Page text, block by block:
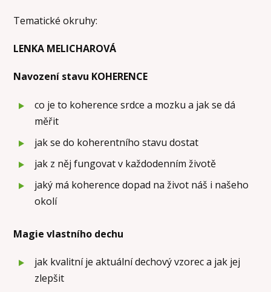
Tematické okruhy:
LENKA MELICHAROVÁ
Navození stavu KOHERENCE
co je to koherence srdce a mozku a jak se dá
měřit
jak se do koherentního stavu dostat
jak z něj fungovat v každodenním životě
jaký má koherence dopad na život náš i našeho
okolí
Magie vlastního dechu
jak kvalitní je aktuální dechový vzorec a jak jej
zlepšit